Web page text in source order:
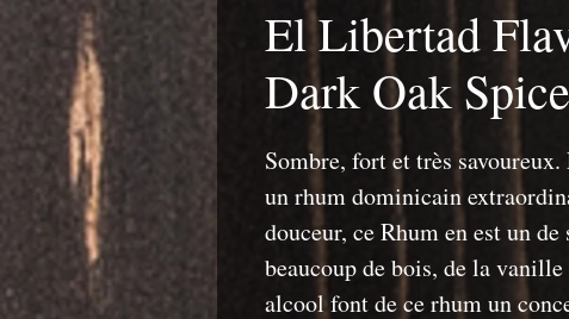
El Libertad
Dark Oak
Sombre, fort et très
un rhum dominicain
douceur, ce Rhum en est un
beaucoup de bois, de la
alcool font de ce rhum un